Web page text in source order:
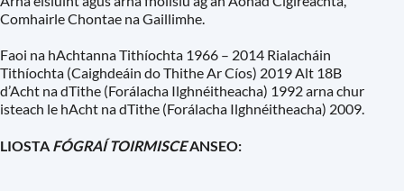
Comhairle Chontae na Gaillimhe.
Faoi na hAchtanna Tithíochta 1966 – 2014 Rialacháin
Tithíochta (Caighdeáin do Thithe Ar Cíos) 2019 Alt 18B
d’Acht na dTithe (Forálacha Ilghnéitheacha) 1992 arna chur
isteach le hAcht na dTithe (Forálacha Ilghnéitheacha) 2009.
LIOSTA FÓGRAÍ TOIRMISCEANSEO: